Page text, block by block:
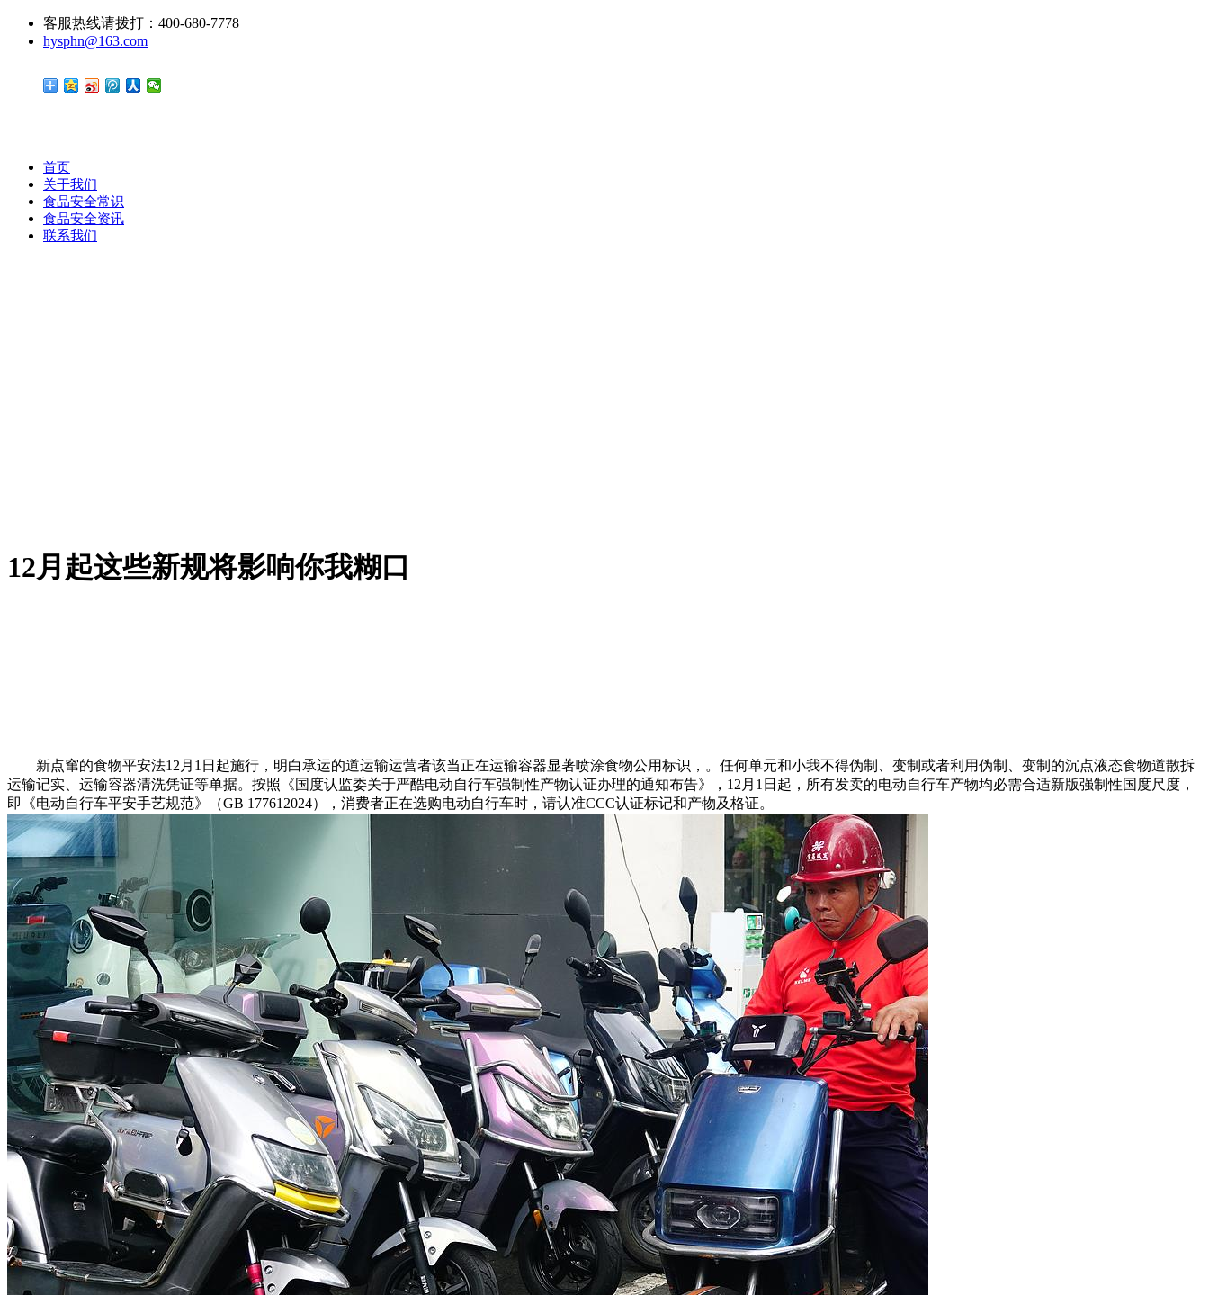
客服热线请拨打：400-680-7778
hysphn@163.com
首页
关于我们
食品安全常识
食品安全资讯
联系我们
12月起这些新规将影响你我糊口
新点窜的食物平安法12月1日起施行，明白承运的道运输运营者该当正在运输容器显著喷涂食物公用标识，。任何单元和小我不得伪制、变制或者利用伪制、变制的沉点液态食物道散拆
运输记实、运输容器清洗凭证等单据。按照《国度认监委关于严酷电动自行车强制性产物认证办理的通知布告》，12月1日起，所有发卖的电动自行车产物均必需合适新版强制性国度尺度，
即《电动自行车平安手艺规范》（GB 177612024），消费者正在选购电动自行车时，请认准CCC认证标记和产物及格证。